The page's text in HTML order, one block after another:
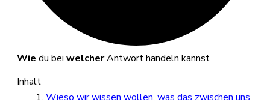
Wie du bei welcherAntwort handeln kannst
Inhalt
Wieso wir wissen wollen, was das zwischen uns